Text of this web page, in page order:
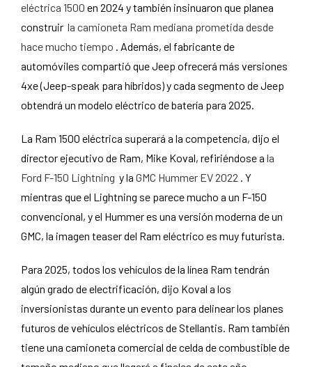
eléctrica 1500 en 2024 y también insinuaron que planea
construir la camioneta Ram mediana prometida desde
hace mucho tiempo . Además, el fabricante de
automóviles compartió que Jeep ofrecerá más versiones
4xe (Jeep-speak para híbridos) y cada segmento de Jeep
obtendrá un modelo eléctrico de batería para 2025.
La Ram 1500 eléctrica superará a la competencia, dijo el
director ejecutivo de Ram, Mike Koval, refiriéndose a la
Ford F-150 Lightning y la GMC Hummer EV 2022 . Y
mientras que el Lightning se parece mucho a un F-150
convencional, y el Hummer es una versión moderna de un
GMC, la imagen teaser del Ram eléctrico es muy futurista.
Para 2025, todos los vehículos de la línea Ram tendrán
algún grado de electrificación, dijo Koval a los
inversionistas durante un evento para delinear los planes
futuros de vehículos eléctricos de Stellantis. Ram también
tiene una camioneta comercial de celda de combustible de